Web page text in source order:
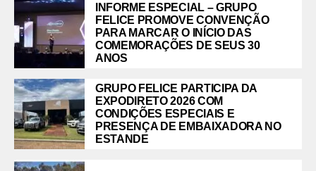
INFORME ESPECIAL – GRUPO
FELICE PROMOVE CONVENÇÃO
PARA MARCAR O INÍCIO DAS
COMEMORAÇÕES DE SEUS 30
ANOS
GRUPO FELICE PARTICIPA DA
EXPODIRETO 2026 COM
CONDIÇÕES ESPECIAIS E
PRESENÇA DE EMBAIXADORA NO
ESTANDE